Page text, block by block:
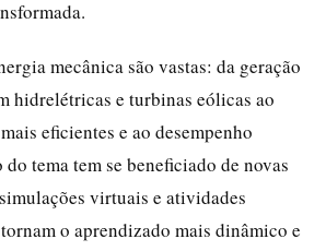
mecânica são vastas: da geração
hidrelétricas e turbinas eólicas ao
eficientes e ao desempenho
tema tem se beneficiado de novas
virtuais e atividades
o aprendizado mais dinâmico e